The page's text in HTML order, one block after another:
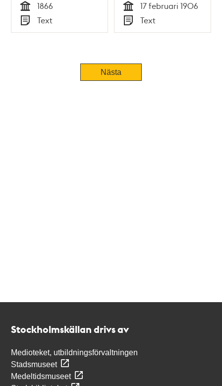
Tid
1866
Typ
Text Tid
17 februari 1906
Typ
Text
Nästa
Stockholmskällan drivs av
Medioteket, utbildningsförvaltningen
Stadsmuseet
Medeltidsmuseet